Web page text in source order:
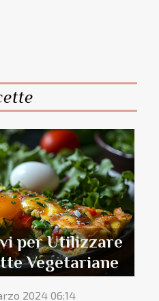
per Utilizzare
Vegetariane
2024 06:14